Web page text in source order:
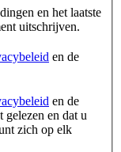
en het laatste
uitschrijven.
en de
en de
gelezen en dat u
zich op elk